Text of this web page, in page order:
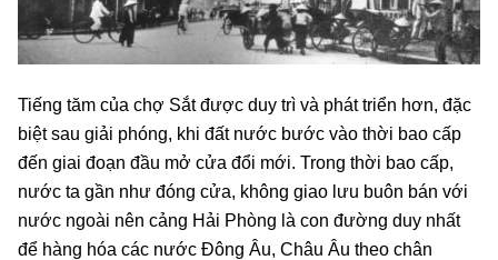
Tiếng tăm của chợ Sắt được duy trì và phát triển hơn, đặc
biệt sau giải phóng, khi đất nước bước vào thời bao cấp
đến giai đoạn đầu mở cửa đổi mới. Trong thời bao cấp,
nước ta gần như đóng cửa, không giao lưu buôn bán với
nước ngoài nên cảng Hải Phòng là con đường duy nhất
để hàng hóa các nước Đông Âu, Châu Âu theo chân